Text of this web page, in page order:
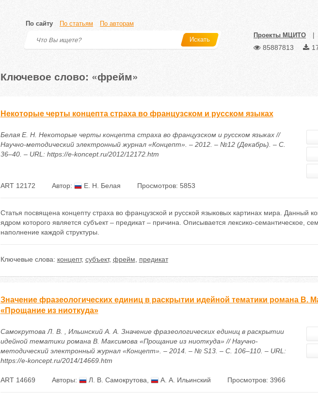
По сайту По статьям По авторам
Искать
Проекты МЦИТО
85887813
Ключевое слово: «фрейм»
Некоторые черты концепта страха во французском и русском языках
Белая Е. Н. Некоторые черты концепта страха во французском и русском языках //
Научно-методический электронный журнал «Концепт». – 2012. – №12 (Декабрь). – С.
36–40. – URL: https://e-koncept.ru/2012/12172.htm
ART 12172 Автор: Е. Н. Белая Просмотров: 5853
Статья посвящена концепту страха во французской и русской языковых картинах мира. Данный
ядром которого является субъект – предикат – причина. Описывается лексико-семантическое,
наполнение каждой структуры.
Ключевые слова: концепт, субъект, фрейм предикат
Значение фразеологических единиц в раскрытии идейной тематики романа В.
«Прощание из ниоткуда»
Самокрутова Л. В. , Ильинский А. А. Значение фразеологических единиц в раскрытии
идейной тематики романа В. Максимова «Прощание из ниоткуда» // Научно-
методический электронный журнал «Концепт». – 2014. – № S13. – С. 106–110. – URL:
https://e-koncept.ru/2014/14669.htm
ART 14669 Авторы: Л. В. Самокрутова А. А. Ильинский Просмотров: 3966